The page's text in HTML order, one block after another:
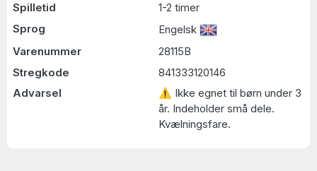
Spilletid
1-2 timer
Sprog
Engelsk
Varenummer
28115B
Stregkode
841333120146
Advarsel
⚠ Ikke egnet til børn under 3
år. Indeholder små dele.
Kvælningsfare.